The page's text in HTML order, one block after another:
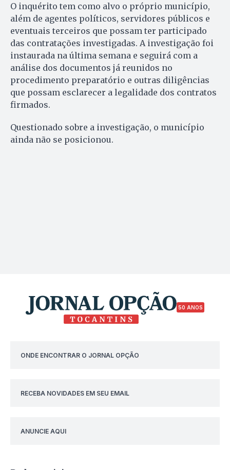
O inquérito tem como alvo o próprio município,
além de agentes políticos, servidores públicos e
eventuais terceiros que possam ter participado
das contratações investigadas. A investigação foi
instaurada na última semana e seguirá com a
análise dos documentos já reunidos no
procedimento preparatório e outras diligências
que possam esclarecer a legalidade dos contratos
firmados.
Questionado sobre a investigação, o município
ainda não se posicionou.
50 ANOS
ONDE ENCONTRAR O JORNAL OPÇÃO
RECEBA NOVIDADES EM SEU EMAIL
ANUNCIE AQUI